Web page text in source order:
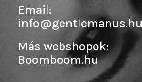
Email:
info@gentlemanus.hu
Más webshopok:
Boomboom.hu